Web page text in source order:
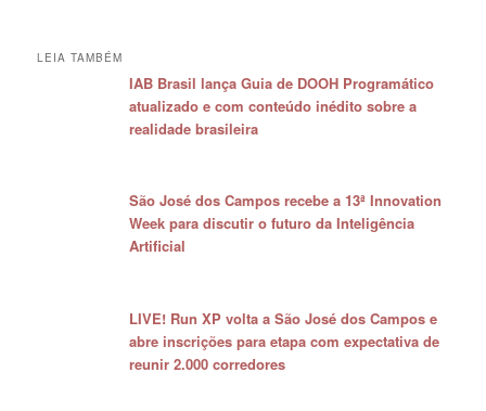
LEIA TAMBÉM
IAB Brasil lança Guia de DOOH Programático
atualizado e com conteúdo inédito sobre a
realidade brasileira
São José dos Campos recebe a 13ª Innovation
Week para discutir o futuro da Inteligência
Artificial
LIVE! Run XP volta a São José dos Campos e
abre inscrições para etapa com expectativa de
reunir 2.000 corredores